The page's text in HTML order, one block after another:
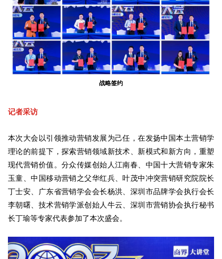
战略签约
记者采访
本次大会以引领推动营销发展为己任，在发扬中国本土营销学
理论的前提下，探索营销领域新技术、新模式和新方向，重塑
现代营销价值。分众传媒创始人江南春、中国十大营销专家朱
玉童、中国移动营销之父华红兵、叶茂中冲突营销研究院院长
丁士安、广东省营销学会会长杨洪、深圳市品牌学会执行会长
李朝曙、技术营销学派创始人牛云、深圳市营销协会执行秘书
长丁瑜等专家代表参加了本次盛会。